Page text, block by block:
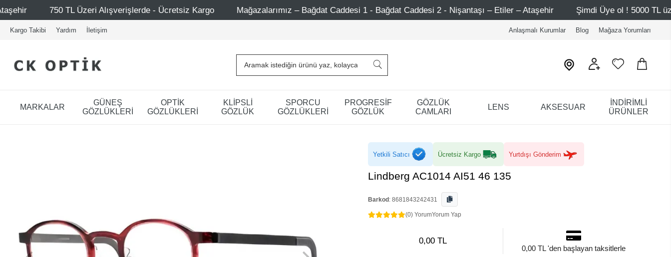
- Ücretsiz Kargo Mağazalarımız – Bağdat Caddesi 1 - Bağdat Caddesi 2 - Nişantaşı – Etiler – Ataşehir Şimdi Üye ol ! 5000 TL üzeri ilk alışverişinde 500 TL
Kargo Takibi Yardım İletişim Anlaşmalı Kurumlar Blog Mağaza Yorumları
MARKALAR
GÜNEŞ
GÖZLÜKLERİ
OPTİK
GÖZLÜKLERİ
KLİPSLİ
GÖZLÜK
SPORCU
GÖZLÜKLERİ
PROGRESİF
GÖZLÜK
GÖZLÜK
CAMLARI
LENS AKSESUAR
İNDİRİMLİ
ÜRÜNLER
Yetkili Satıcı Ücretsiz Kargo Yurtdışı Gönderim
Lindberg AC1014 AI51 46 135
Barkod : 8681843242431
(0) YorumYorum Yap
0,00 TL
0,00 TL 'den başlayan taksitlerle